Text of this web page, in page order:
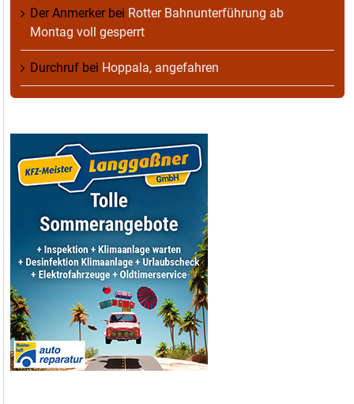
Der Anmerkerbei Rotter Bahnunterführung ab
Montag voll gesperrt
Durchruf bei Hoppala, angefahren